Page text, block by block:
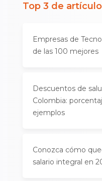
Top 3 de
Empresas de
de las 100 mejores
Descuentos de
Colombia:
ejemplos
Conozca cómo
salario integral en